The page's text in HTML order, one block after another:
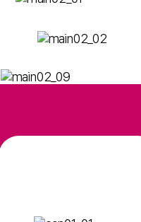
단독 매장 또는
으로